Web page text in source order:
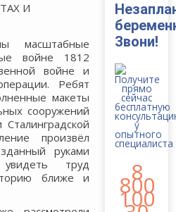
И
масштабные
войне 1812
войне и
Ребят
макеты
сооружений
произвёл
руками
труд
ближе и
Звони!
8
800
100